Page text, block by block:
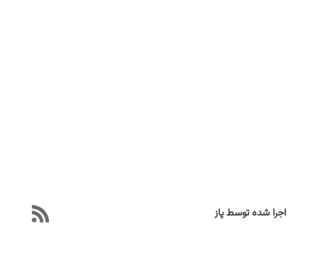
اجرا شده توسط پاز